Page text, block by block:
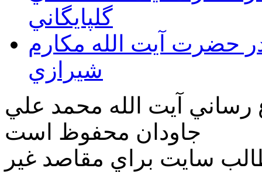
گلپايگاني
حضرت آيت الله مكارم
شيرازي
رساني آیت الله محمد علي
جاودان محفوظ است
سايت براي مقاصد غير